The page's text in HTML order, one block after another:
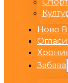
Ново
Забава